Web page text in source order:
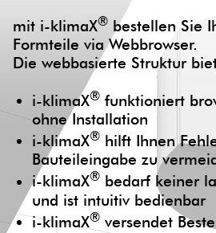
mit i-klimaX® bestellen Sie
Formteile via Webbrowser.
Die webbasierte Struktur
i-klimaX® funktioniert
ohne Installation
i-klimaX® hilft Ihnen
Bauteileingabe zu
i-klimaX® bedarf keiner
und ist intuitiv bedienbar
i-klimaX® versendet